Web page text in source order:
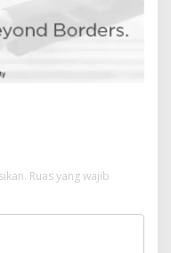
Ruas yang wajib